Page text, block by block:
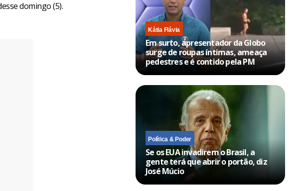
domingo (5).
Kátia Flávia
Em surto, apresentador da Globo
surge de roupas íntimas, ameaça
pedestres e é contido pela PM
Política & Poder
Se os EUA invadirem o Brasil, a
gente terá que abrir o portão, diz
José Múcio